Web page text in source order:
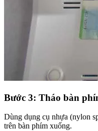
Bước 3: Tháo bàn
Dùng dụng cụ nhựa (nylon
trên bàn phím xuống.